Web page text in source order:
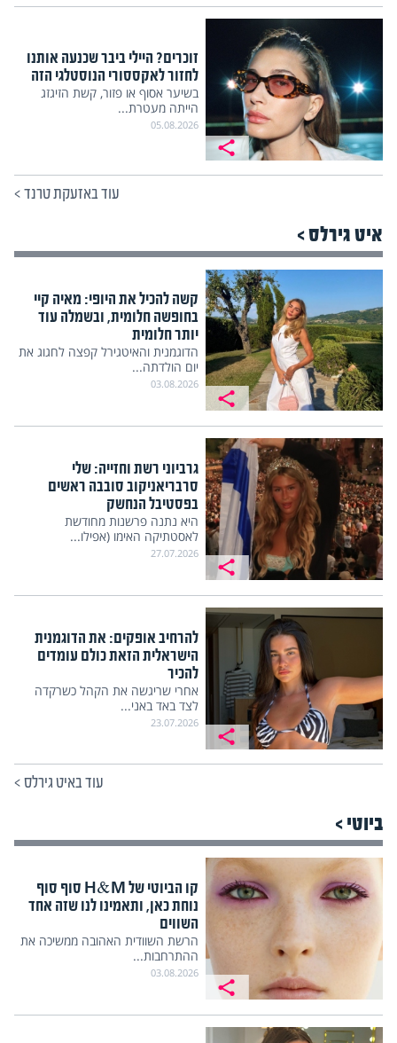
זוכרים? היילי ביבר שכנעה אותנו
לחזור לאקססורי הנוסטלגי הזה
בשיער אסוף או פזור, קשת הזיגזג
הייתה מעטרת...
05.08.2026
עוד באזעקת טרנד>
איט גירלס >
קשה להכיל את היופי: מאיה קיי
בחופשה חלומית, ובשמלה עוד
יותר חלומית
הדוגמנית והאיטגירל קפצה לחגוג את
יום הולדתה...
03.08.2026
גרביוני רשת וחזייה: שלי
סרבריאניקוב סובבה ראשים
בפסטיבל הנחשק
היא נתנה פרשנות מחודשת
לאסטתיקה האימו (אפילו...
27.07.2026
להרחיב אופקים: את הדוגמנית
הישראלית הזאת כולם עומדים
להכיר
אחרי שריגשה את הקהל כשרקדה
לצד באד באני...
23.07.2026
עוד באיט גירלס>
ביוטי >
קו הביוטי של H&M סוף סוף
נוחת כאן, ותאמינו לנו שזה אחד
השווים
הרשת השוודית האהובה ממשיכה את
ההתרחבות...
03.08.2026